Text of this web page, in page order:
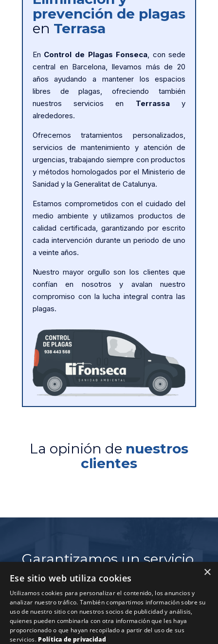
prevención de plagas
en Terrasa
En Control de Plagas Fonseca , con sede
central en Barcelona, llevamos más de 20
años ayudando a mantener los espacios
libres de plagas, ofreciendo también
nuestros servicios en Terrassay
alrededores.
Ofrecemos tratamientos personalizados,
servicios de mantenimiento y atención de
urgencias, trabajando siempre con productos
y métodos homologados por el Ministerio de
Sanidad y la Generalitat de Catalunya.
Estamos comprometidos con el cuidado del
medio ambiente y utilizamos productos de
calidad certificada, garantizando por escrito
cada intervención durante un periodo de uno
a veinte años.
Nuestro mayor orgullo son los clientes que
confían en nosotros y avalan nuestro
compromiso con la lucha integral contra las
plagas.
La opinión de nuestros
clientes
Garantizamos un servicio
con compromiso y de
calidad
EnTerrassa, con sede central en Barcelona, todos
nuestros servicios se realizan con productos y
técnicas homologadas por el Ministerio de Sanidad
×
Ese sitio web utiliza cookies
Utilizamos cookies para personalizar el contenido, los anuncios y
analizar nuestro tráfico. También compartimos información sobre su
uso de nuestro sitio con nuestros socios de publicidad y análisis,
quienes pueden combinarla con otra información que les haya
proporcionado o que hayan recopilado a partir del uso de sus
servicios. Política de privacidad